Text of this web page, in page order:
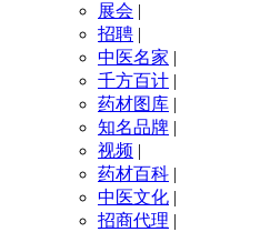
展会 |
招聘 |
中医名家 |
千方百计 |
药材图库 |
知名品牌 |
视频 |
药材百科 |
中医文化 |
招商代理 |